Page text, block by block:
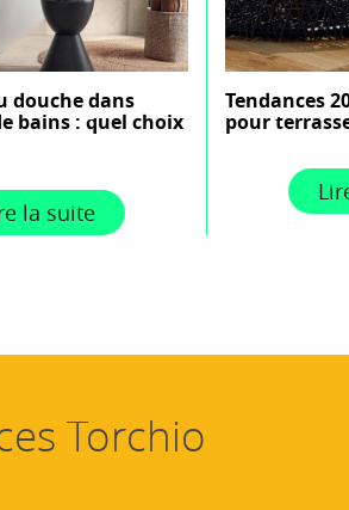
douche dans
bains : quel choix
la suite
Tendances
pour
Torchio